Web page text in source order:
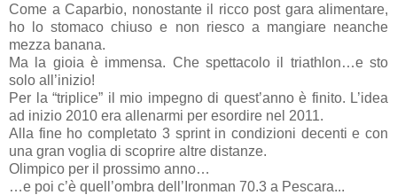
Come a Caparbio, nonostante il ricco post gara alimentare,
ho lo stomaco chiuso e non riesco a mangiare neanche
mezza banana.
Ma la gioia è immensa. Che spettacolo il triathlon…e sto
solo all’inizio!
Per la “triplice” il mio impegno di quest’anno è finito. L’idea
ad inizio 2010 era allenarmi per esordire nel 2011.
Alla fine ho completato 3 sprint in condizioni decenti e con
una gran voglia di scoprire altre distanze.
Olimpico per il prossimo anno…
…e poi c’è quell’ombra dell’Ironman 70.3 a Pescara...